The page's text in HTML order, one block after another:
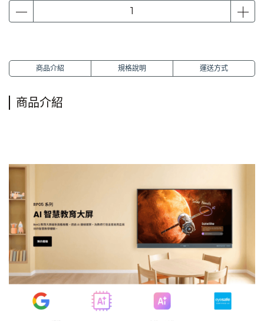
商品介紹 規格說明 運送方式
商品介紹